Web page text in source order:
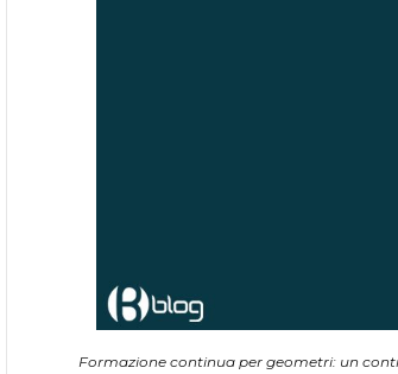
Formazione continua per geometri: un